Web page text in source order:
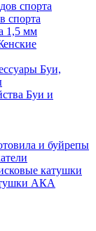
спорта
1,5 мм
Буи,
Буи и
и буйрепы
катушки
АКА